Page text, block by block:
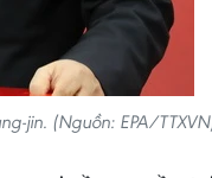
jin. (Nguồn: EPA/